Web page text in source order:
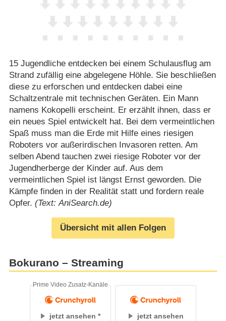
15 Jugendliche entdecken bei einem Schulausflug am
Strand zufällig eine abgelegene Höhle. Sie beschließen
diese zu erforschen und entdecken dabei eine
Schaltzentrale mit technischen Geräten. Ein Mann
namens Kokopelli erscheint. Er erzählt ihnen, dass er
ein neues Spiel entwickelt hat. Bei dem vermeintlichen
Spaß muss man die Erde mit Hilfe eines riesigen
Roboters vor außerirdischen Invasoren retten. Am
selben Abend tauchen zwei riesige Roboter vor der
Jugendherberge der Kinder auf. Aus dem
vermeintlichen Spiel ist längst Ernst geworden. Die
Kämpfe finden in der Realität statt und fordern reale
Opfer. (Text: AniSearch.de)
Übersicht mit allen Folgen
Bokurano – Streaming
jetzt ansehen
Prime Video Zusatz-Kanäle
jetzt ansehen